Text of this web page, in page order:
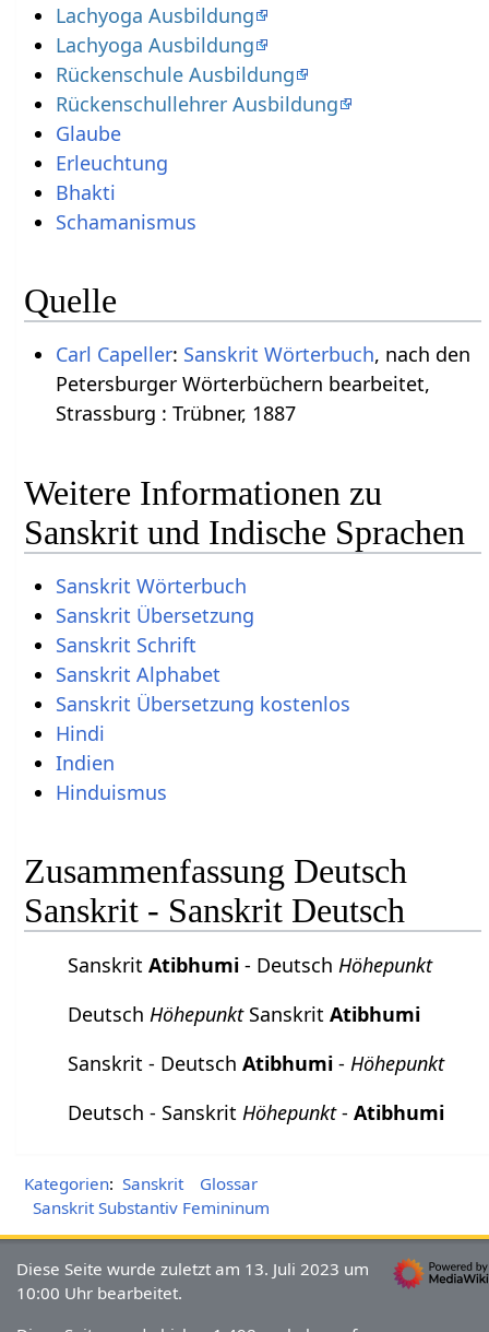
Lachyoga Ausbildung
Lachyoga Ausbildung
Rückenschule Ausbildung
Rückenschullehrer Ausbildung
Glaube
Erleuchtung
Bhakti
Schamanismus
Quelle
Carl Capeller: Sanskrit Wörterbuch, nach den
Petersburger Wörterbüchern bearbeitet,
Strassburg : Trübner, 1887
Weitere Informationen zu
Sanskrit und Indische Sprachen
Sanskrit Wörterbuch
Sanskrit Übersetzung
Sanskrit Schrift
Sanskrit Alphabet
Sanskrit Übersetzung kostenlos
Hindi
Indien
Hinduismus
Zusammenfassung Deutsch
Sanskrit - Sanskrit Deutsch
SanskritAtibhumi - Deutsch Höhepunkt
Deutsch HöhepunktSanskritAtibhumi
Sanskrit - DeutschAtibhumi - Höhepunkt
Deutsch - Sanskrit Höhepunkt-Atibhumi
Kategorien: Sanskrit
Glossar
Sanskrit Substantiv Femininum
Diese Seite wurde zuletzt am 13. Juli 2023 um
10:00 Uhr bearbeitet.